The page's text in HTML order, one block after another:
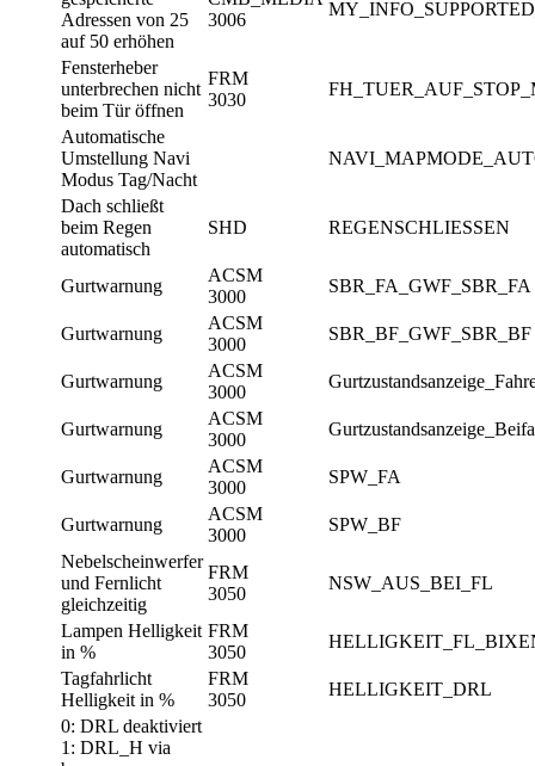
Adressen von 25
auf 50 erhöhen
3006
Fensterheber
unterbrechen nicht
beim Tür öffnen
FRM
3030
Automatische
Umstellung Navi
Modus Tag/Nacht
Dach schließt
beim Regen
automatisch
SHD REGENSCHLIESSEN
Gurtwarnung
ACSM
3000
SBR_FA_GWF_SBR_FA
Gurtwarnung
ACSM
3000
SBR_BF_GWF_SBR_BF
Gurtwarnung
ACSM
3000
Gurtwarnung
ACSM
3000
Gurtwarnung
ACSM
3000
SPW_FA
Gurtwarnung
ACSM
3000
SPW_BF
Nebelscheinwerfer
und Fernlicht
gleichzeitig
FRM
3050
NSW_AUS_BEI_FL
Lampen Helligkeit
in %
FRM
3050
Tagfahrlicht
Helligkeit in %
FRM
3050
HELLIGKEIT_DRL
0: DRL deaktiviert
1: DRL_H via